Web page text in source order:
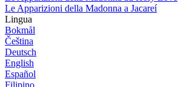
Le Apparizioni della Madonna a Jacareí
Lingua
Bokmål
Čeština
Deutsch
English
Español
Filipino